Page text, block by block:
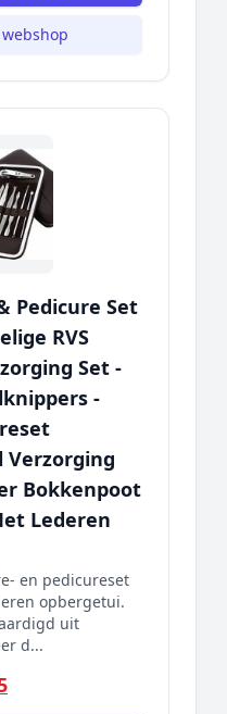
Pedicure Set
RVS
Set -
-
Verzorging
Bokkenpoot
Lederen
en pedicureset
opbergetui.
uit
d...